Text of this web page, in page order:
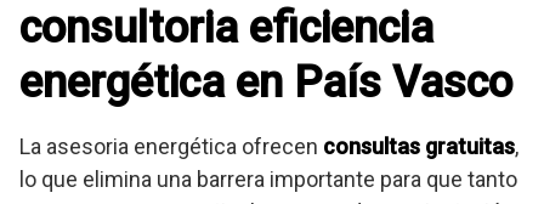
consultoria eficiencia
energética en País Vasco
La asesoria energética ofrecen consultas gratuitas,
lo que elimina una barrera importante para que tanto